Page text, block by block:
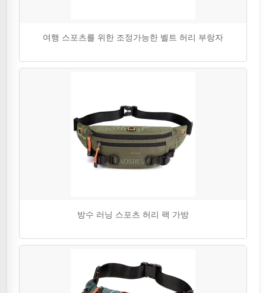
여행 스포츠를 위한 조정가능한 벨트 허리 부랑자
방수 러닝 스포츠 허리 팩 가방